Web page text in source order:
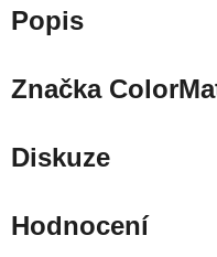
Popis
Značka
Diskuze
Hodnocení